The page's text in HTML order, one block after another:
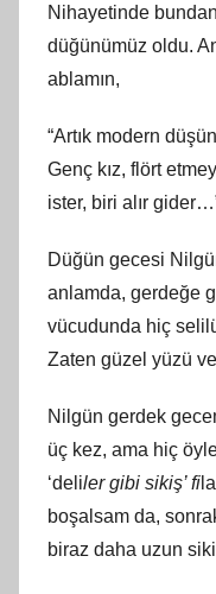
Nihayetinde
düğünümüz oldu.
ablamın,
“Artık modern
Genç kız, flört
ister, biri alır
Düğün gecesi
anlamda, gerdeğe
vücudunda hiç
Zaten güzel yüzü
Nilgün gerdek
üç kez, ama hiç
‘deliler gibi sikiş’ fi
boşalsam da,
biraz daha uzun